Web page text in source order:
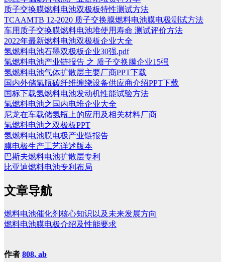
质子交换膜燃料电池双极板特性测试方法
TCAAMTB 12-2020 质子交换膜燃料电池膜电极测试方法
车用质子交换膜燃料电池堆使用寿命 测试评价方法
2022年最新燃料电池双极板企业大全
氢燃料电池石墨双极板企业30强.pdf
氢燃料电池产业链报告 之 质子交换膜企业15强
氢燃料电池气体扩散层主要厂商PPT下载
国内外储氢瓶碳纤维缠绕设备供应商介绍PPT下载
国标下载氢燃料电池发动机性能试验方法
氢燃料电池之国内电堆企业大全
尼龙在车载储氢瓶上的应用及相关材料厂商
氢燃料电池之双极板PPT
氢燃料电池膜电极产业链报告
膜电极生产工艺详述版本
巴斯夫燃料电池扩散层专利
比亚迪燃料电池专利布局
文章导航
燃料电池催化剂核心知识以及未来发展方向
燃料电池膜电极介绍及性能要求
作者 808, ab